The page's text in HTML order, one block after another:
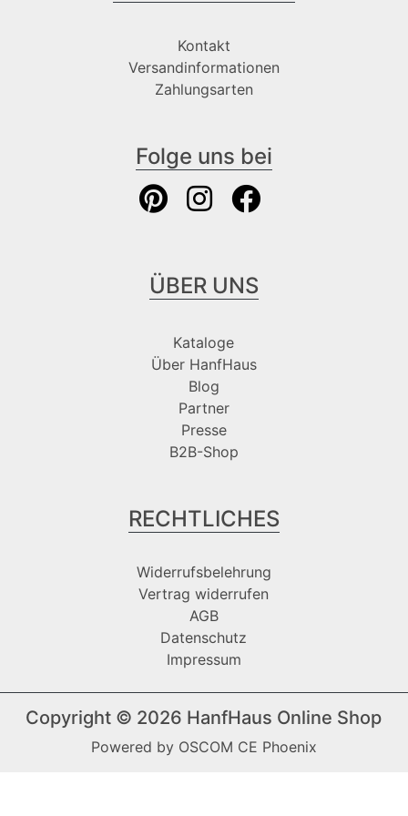
Kontakt
Versandinformationen
Zahlungsarten
Folge uns bei
ÜBER UNS
Kataloge
Über HanfHaus
Blog
Partner
Presse
B2B-Shop
RECHTLICHES
Widerrufsbelehrung
Vertrag widerrufen
AGB
Datenschutz
Impressum
Copyright © 2026 HanfHaus Online Shop
Powered by OSCOM CE Phoenix